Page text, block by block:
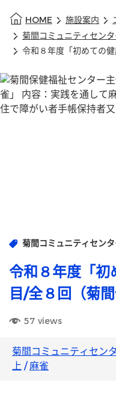
HOME 施設案内
菊間コミュニティセン
菊間コミュニティセン
令和８年度「初
目/全８回（菊
57 views
菊間コミュニティセン
上 /麻雀